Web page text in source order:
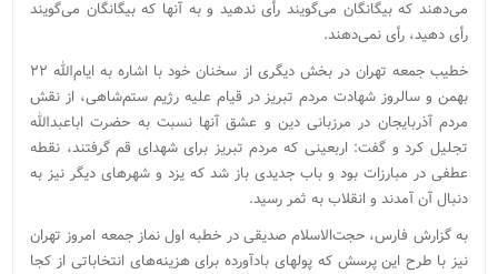
می‌دهند که بیگانگان می‌گویند رأی ندهید و به آنها که بیگانگان می‌گویند
رأی دهید، رأی نمی‌دهند.
خطیب جمعه تهران در بخش دیگری از سخنان خود با اشاره به ایام‌الله ۲۲
بهمن و سالروز شهادت مردم تبریز در قیام علیه رژیم ستم‌شاهی، از نقش
مردم آذربایجان در مرزبانی دین و عشق آنها نسبت به حضرت اباعبدالله
تجلیل کرد و گفت: اربعینی که مردم تبریز برای شهدای قم گرفتند، نقطه
عطفی در مبارزات بود و باب جدیدی باز شد که یزد و شهرهای دیگر نیز به
دنبال آن آمدند و انقلاب به ثمر رسید.
به گزارش فارس، حجت‌الاسلام صدیقی در خطبه اول نماز جمعه امروز تهران
نیز با طرح این پرسش که پولهای بادآورده برای هزینه‌های انتخاباتی از کجا